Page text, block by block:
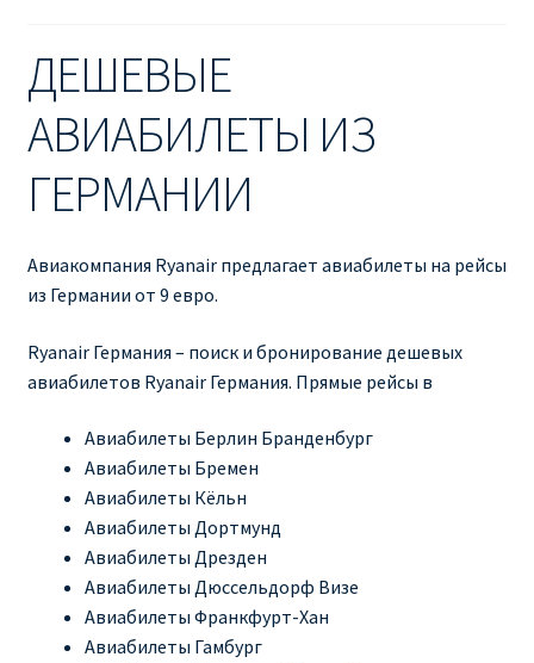
Ryanair изменения
Ryanair изменить дату
Ryanair изменить фамилию
Ryanair Испания
RYANAIR КУПИТЬ БИЛЕТЫ ENGLISH
Ryanair направления, акции
Ryanair онлайн регистрация
Ryanair ошибка в фамилии, имени
Ryanair пересадки
ДЕШЕВЫЕ
АВИАБИЛЕТЫ ИЗ
ГЕРМАНИИ
Авиакомпания Ryanair предлагает авиабилеты на рейсы
из Германии от 9 евро.
Ryanair Германия – поиск и бронирование дешевых
авиабилетов Ryanair Германия. Прямые рейсы в
Авиабилеты Берлин Бранденбург
Авиабилеты Бремен
Авиабилеты Кёльн
Авиабилеты Дортмунд
Авиабилеты Дрезден
Авиабилеты Дюссельдорф Визе
Авиабилеты Франкфурт-Хан
Авиабилеты Гамбург